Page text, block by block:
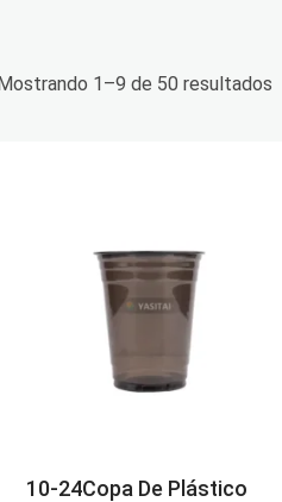
1–9 de 50 resultados
10-24Copa De Plástico